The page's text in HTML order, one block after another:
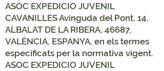
ASOC EXPEDICIO JUVENIL
CAVANILLES Avinguda del Pont, 14,
ALBALAT DE LA RIBERA, 46687,
VALÈNCIA, ESPANYA, en els termes
especificats per la normativa vigent.
ASOC EXPEDICIO JUVENIL